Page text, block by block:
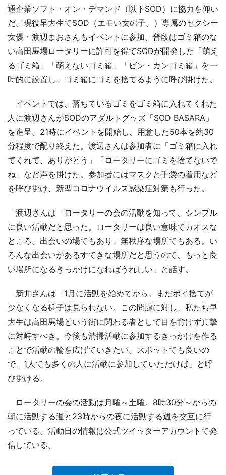
通企業ソフト・オン・デマンド（以下SOD）に協力を仰い
だ。現役早大生でSOD（エモい女の子。）専属のセクシー
女優・渡辺まおさんもイベントに参加。普段はゴミ箱のな
い高田馬場ロータリーに許可を得てSODが開発した「萌え
るゴミ箱」「萌えないゴミ箱」「ビン・カンゴミ箱」を一
時的に設置し、ゴミ箱にゴミを捨てるように呼び掛けた。
イベントでは、落ちているゴミをゴミ箱に入れてくれた
人に渡辺さんがSODのアダルトグッズ「SOD BASARA」
を進呈。21時にイベントを開始し、用意した50本を約30
分程度で配り終えた。渡辺さんは参加者に「ゴミ箱に入れ
てくれて、ありがとう」「ロータリーにゴミを捨てないで
ね」など声を掛けた。参加者にはマスクと手袋の着用など
を呼び掛け、新型コロナウイルス感染症対策も行った。
渡辺さんは「ロータリーの会の活動を知って、シンプル
に良い活動だと思った。ロータリーは良い意味でカオスな
ところ。出会いの場でもあり、無秩序な場所でもある。い
ろんな出会いがあるすてきな場所だと思うので、もっと良
い場所になるきっかけになればうれしい」と話す。
新井さんは「1月に活動を始めてから、まだポイ捨てが
少なくなる様子は見られない。この問題に対し、私たち早
大生は高田馬場という街に関わる者として目を背けず真摯
に対峙すべき。今後も清掃活動に参加するきっかけを作る
ことで活動の輪を広げていきたい。スポットでも良いの
で、1人でも多くの人に活動に参加していただけば」と呼
び掛ける。
ロータリーの会の活動は月曜～土曜。8時30分～からの
朝に活動する週と23時からの夜に活動する週を交互に行
っている。活動日の情報は公式ツイッターアカウントで発
信している。